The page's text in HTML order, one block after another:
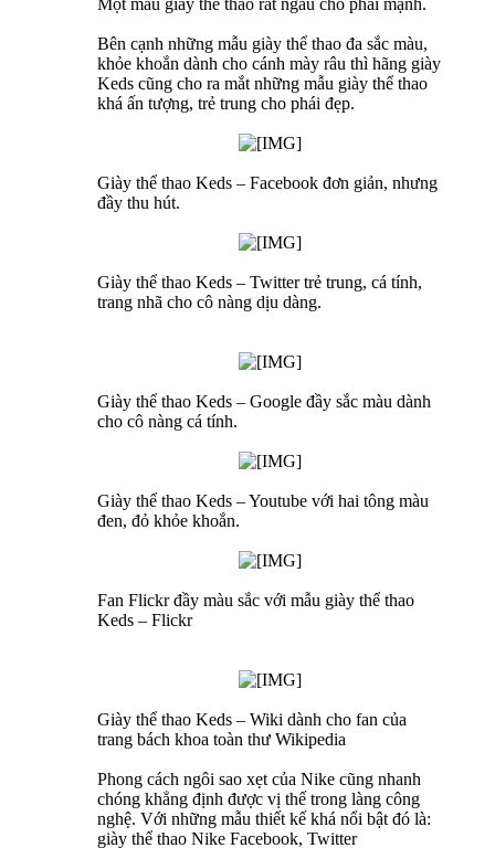
Bên cạnh những mẫu giày thể thao đa sắc màu,
khỏe khoắn dành cho cánh mày râu thì hãng giày
Keds cũng cho ra mắt những mẫu giày thể thao
khá ấn tượng, trẻ trung cho phái đẹp.
Giày thể thao Keds – Facebook đơn giản, nhưng
đầy thu hút.
Giày thể thao Keds – Twitter trẻ trung, cá tính,
trang nhã cho cô nàng dịu dàng.
Giày thể thao Keds – Google đầy sắc màu dành
cho cô nàng cá tính.
Giày thể thao Keds – Youtube với hai tông màu
đen, đỏ khỏe khoắn.
Fan Flickr đầy màu sắc với mẫu giày thể thao
Keds – Flickr
Giày thể thao Keds – Wiki dành cho fan của
trang bách khoa toàn thư Wikipedia
Phong cách ngôi sao xẹt của Nike cũng nhanh
chóng khẳng định được vị thế trong làng công
nghệ. Với những mẫu thiết kế khá nổi bật đó là:
giày thể thao Nike Facebook, Twitter